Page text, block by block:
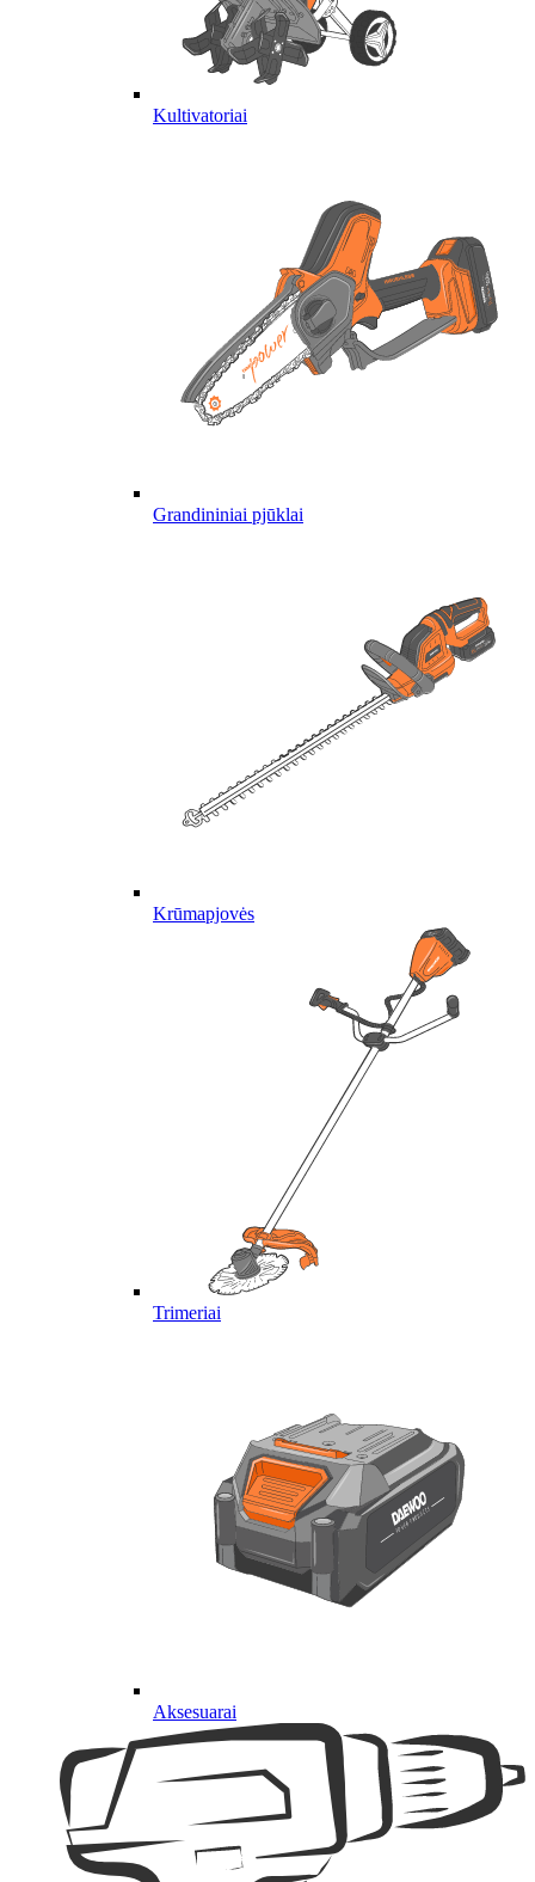
Kultivatoriai
Grandininiai pjūklai
Krūmapjovės
Trimeriai
Aksesuarai